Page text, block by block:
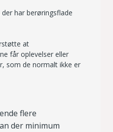
har berøringsflade
at
får oplevelser eller
som de normalt ikke er
flere
der minimum